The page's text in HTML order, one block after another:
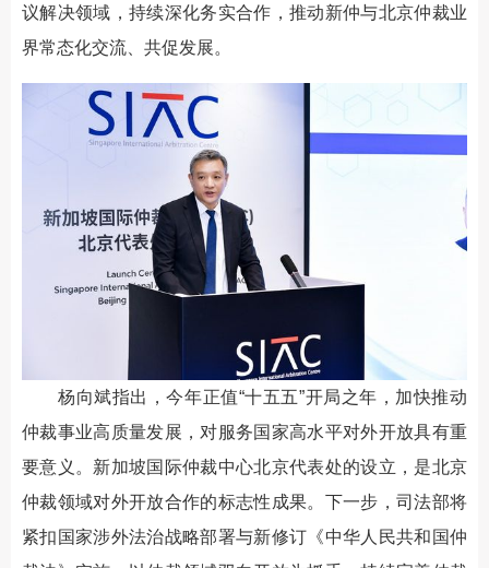
议解决领域，持续深化务实合作，推动新仲与北京仲裁业
界常态化交流、共促发展。
杨向斌指出，今年正值“十五五”开局之年，加快推动
仲裁事业高质量发展，对服务国家高水平对外开放具有重
要意义。新加坡国际仲裁中心北京代表处的设立，是北京
仲裁领域对外开放合作的标志性成果。下一步，司法部将
紧扣国家涉外法治战略部署与新修订《中华人民共和国仲